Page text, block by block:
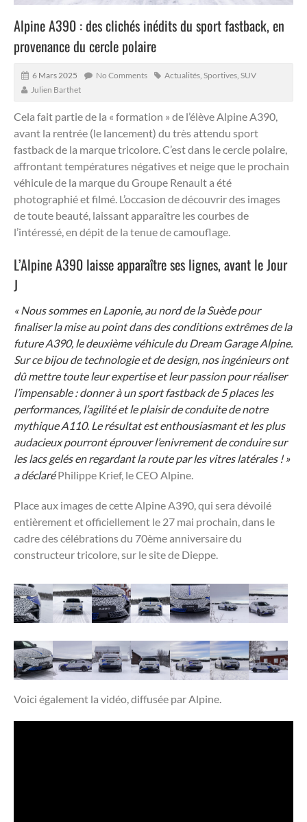
Alpine A390 : des clichés inédits du sport fastback, en
provenance du cercle polaire
6 Mars 2025 No Comments Actualités Sportives SUV
Julien Barthet
Cela fait partie de la « formation » de l’élève Alpine A390,
avant la rentrée (le lancement) du très attendu sport
fastback de la marque tricolore.C’est dans le cercle polaire,
affrontant températures négatives et neige que le prochain
véhicule de la marque du Groupe Renault a été
photographié et filmé. L’occasion de découvrir des images
de toute beauté, laissant apparaître les courbes de
l’intéressé, en dépit de la tenue de camouflage.
L’Alpine A390 laisse apparaître ses lignes, avant le Jour
J
« Nous sommes en Laponie, au nord de la Suède pour
finaliser la mise au point dans des conditions extrêmes de la
future A390, le deuxième véhicule du Dream Garage Alpine.
Sur ce bijou de technologie et de design, nos ingénieurs ont
dû mettre toute leur expertise et leur passion pour réaliser
l’impensable : donner à un sport fastback de 5 places les
performances, l’agilité et le plaisir de conduite de notre
mythique A110. Le résultat est enthousiasmant et les plus
audacieux pourront éprouver l’enivrement de conduire sur
les lacs gelés en regardant la route par les vitres latérales ! »
a déclaréPhilippe Krief, le CEO Alpine.
Place aux images de cette Alpine A390, qui sera dévoilé
entièrement et officiellement le 27 mai prochain, dans le
cadre des célébrations du 70ème anniversaire du
constructeur tricolore, sur le site de Dieppe.
Voici également la vidéo, diffusée par Alpine.